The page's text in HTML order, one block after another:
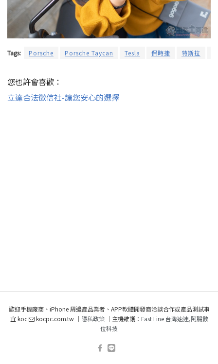
Tags: Porsche Porsche Taycan Tesla 保時捷 特斯拉
您也許會喜歡：
立達合法徵信社-讓您安心的選擇
歡迎手機廠商、iPhone 周邊產品業者、APP軟體開發商洽談合作或產品測試事
宜 koc
kocpc.com.tw ｜ 隱私政策｜主機維護： Fast Line 台灣速連,阿腸數
位科技